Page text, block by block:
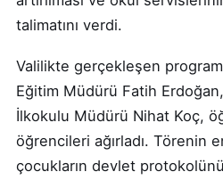
talimatını verdi.
Valilikte gerçekleşen
Eğitim Müdürü Fatih
İlkokulu Müdürü Nihat Koç,
öğrencileri ağırladı. Törenin
çocukların devlet